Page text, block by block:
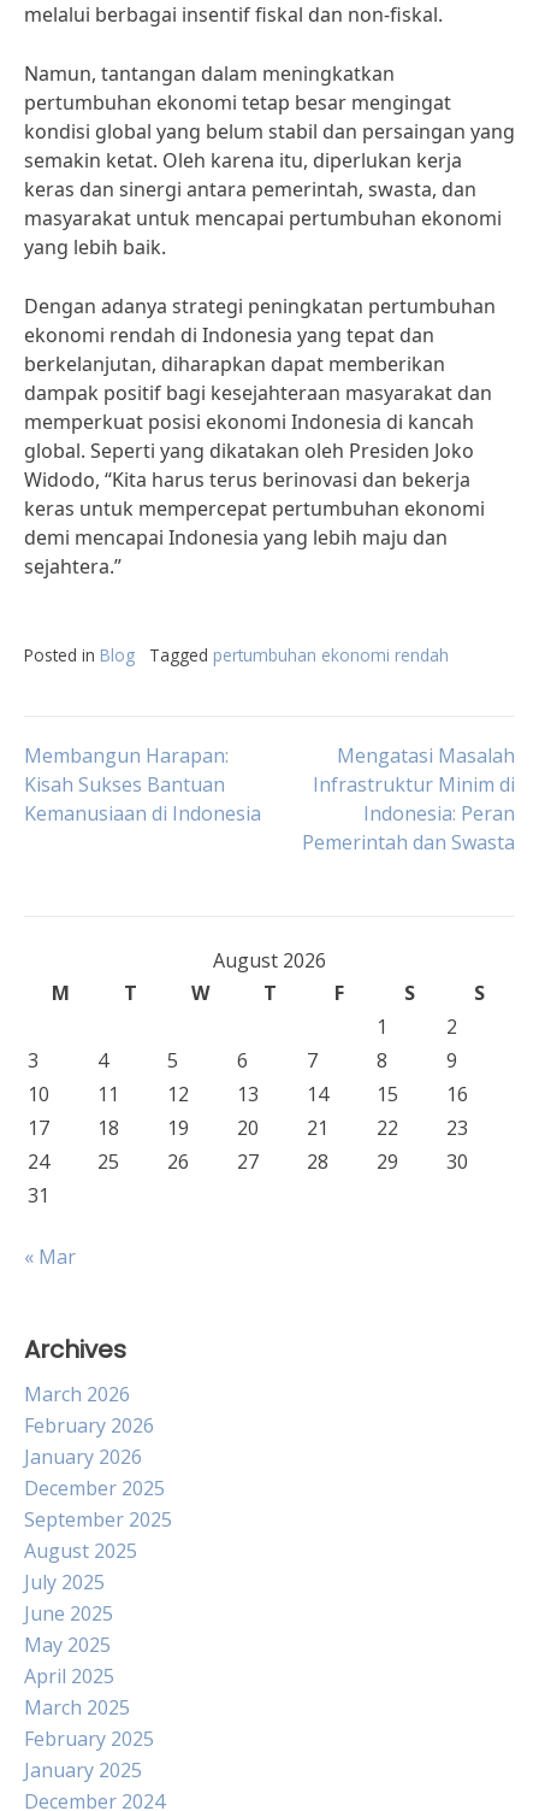
melalui berbagai insentif fiskal dan non-fiskal.
Namun, tantangan dalam meningkatkan
pertumbuhan ekonomi tetap besar mengingat
kondisi global yang belum stabil dan persaingan yang
semakin ketat. Oleh karena itu, diperlukan kerja
keras dan sinergi antara pemerintah, swasta, dan
masyarakat untuk mencapai pertumbuhan ekonomi
yang lebih baik.
Dengan adanya strategi peningkatan pertumbuhan
ekonomi rendah di Indonesia yang tepat dan
berkelanjutan, diharapkan dapat memberikan
dampak positif bagi kesejahteraan masyarakat dan
memperkuat posisi ekonomi Indonesia di kancah
global. Seperti yang dikatakan oleh Presiden Joko
Widodo, “Kita harus terus berinovasi dan bekerja
keras untuk mempercepat pertumbuhan ekonomi
demi mencapai Indonesia yang lebih maju dan
sejahtera.”
Posted in Blog Tagged pertumbuhan ekonomi rendah
Post
navigation
Membangun Harapan:
Kisah Sukses Bantuan
Kemanusiaan di Indonesia
Mengatasi Masalah
Infrastruktur Minim di
Indonesia: Peran
Pemerintah dan Swasta
August 2026
M
T W T F S
S
1
2
3
4 5 6 7 8
9
10
11 12 13 14 15
16
17
18 19 20 21 22
23
24
25 26 27 28 29
30
31
« Mar
Archives
March 2026
February 2026
January 2026
December 2025
September 2025
August 2025
July 2025
June 2025
May 2025
April 2025
March 2025
February 2025
January 2025
December 2024